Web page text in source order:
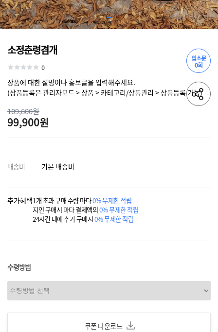
입소문
0회
소정춘령겸개
0
상품에 대한 설명이나 홍보글을 입력해주세요.
(상품등록은 관리자모드 > 상품 > 카테고리/상품관리 > 상품등록 가능)
109,800원
99,900원
배송비 기본 배송비
추가혜택1개 초과 구매 수량 마다0% 무제한 적립
지인 구매시 마다 결제액의0% 무제한 적립
24시간 내에 추가 구매시0% 무제한 적립
수령방법
쿠폰 다운로드